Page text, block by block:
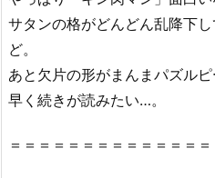
サタンの格がどんどん乱降下
ど。
あと欠片の形がまんまパズルピ
早く続きが読みたい…。
＝＝＝＝＝＝＝＝＝＝＝＝＝